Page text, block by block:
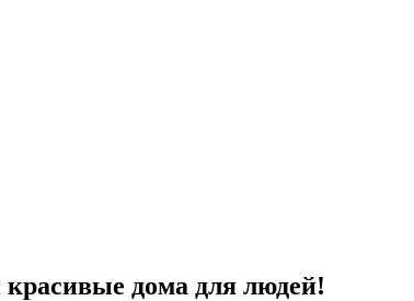
дома для людей!